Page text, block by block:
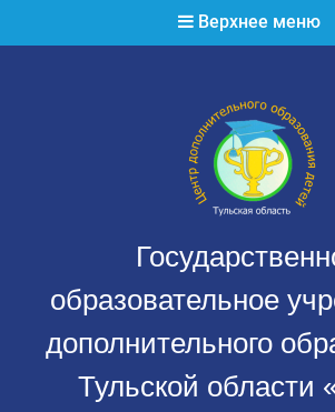
Верхнее меню
образовательное
дополнительного
Тульской области